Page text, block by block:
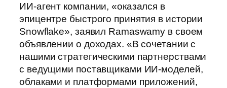
ИИ-агент компании, «оказался в
эпицентре быстрого принятия в истории
Snowflake», заявил Ramaswamy в своем
объявлении о доходах. «В сочетании с
нашими стратегическими партнерствами
с ведущими поставщиками ИИ-моделей,
облаками и платформами приложений,